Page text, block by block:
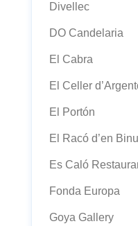
Divellec
DO Candelaria
El Cabra
El Celler
El Portón
El Racó d’en Binu
Es Caló
Fonda Europa
Goya Gallery